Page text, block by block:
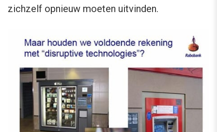
zichzelf opnieuw moeten uitvinden.